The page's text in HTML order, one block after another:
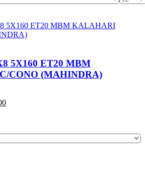
5X160 ET20 MBM
CONO (MAHINDRA)
El